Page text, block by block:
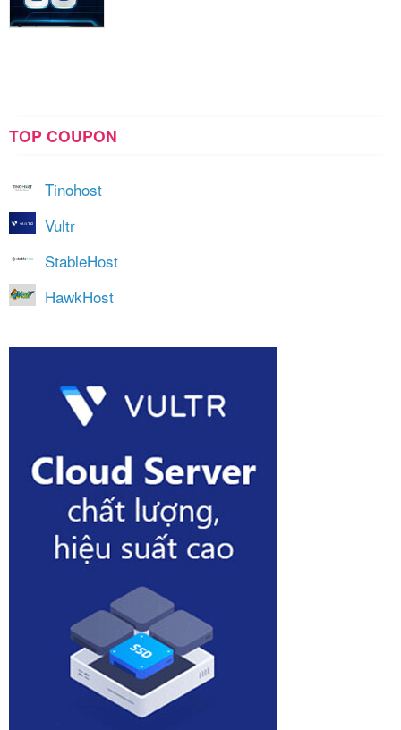
TOP COUPON
Tinohost
Vultr
StableHost
HawkHost